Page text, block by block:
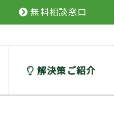
無料相談窓口
解決策ご紹介